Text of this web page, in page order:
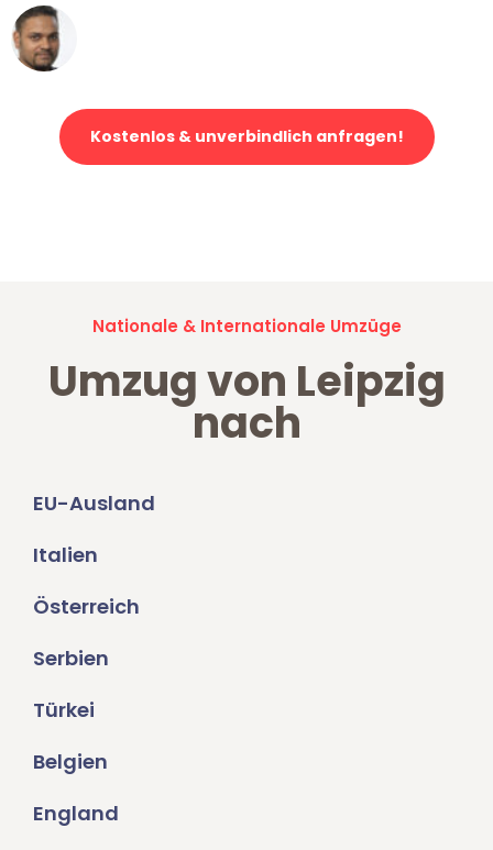
Kostenlos & unverbindlich anfragen!
Nationale & Internationale Umzüge
Umzug von Leipzig
nach
EU-Ausland
Italien
Österreich
Serbien
Türkei
Belgien
England